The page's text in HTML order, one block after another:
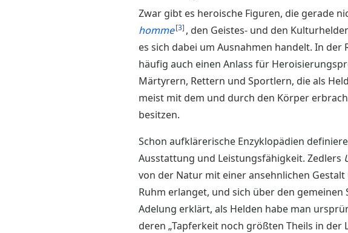
Zwar gibt es heroische Figuren, die gerade
homme 3 , den Geistes- und den
es sich dabei um Ausnahmen handelt. In
häufig auch einen Anlass für
Märtyrern, Rettern und Sportlern, die als
meist mit dem und durch den Körper
besitzen.
Schon aufklärerische Enzyklopädien
Ausstattung und Leistungsfähigkeit. Zedlers
von der Natur mit einer ansehnlichen
Ruhm erlanget, und sich über den
Adelung erklärt, als Helden habe man
deren „Tapferkeit noch größten Theils in der